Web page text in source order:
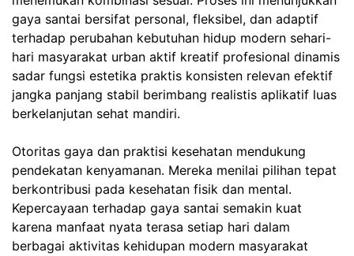
gaya santai bersifat personal, fleksibel, dan adaptif
terhadap perubahan kebutuhan hidup modern sehari-
hari masyarakat urban aktif kreatif profesional dinamis
sadar fungsi estetika praktis konsisten relevan efektif
jangka panjang stabil berimbang realistis aplikatif luas
berkelanjutan sehat mandiri.
Otoritas gaya dan praktisi kesehatan mendukung
pendekatan kenyamanan. Mereka menilai pilihan tepat
berkontribusi pada kesehatan fisik dan mental.
Kepercayaan terhadap gaya santai semakin kuat
karena manfaat nyata terasa setiap hari dalam
berbagai aktivitas kehidupan modern masyarakat